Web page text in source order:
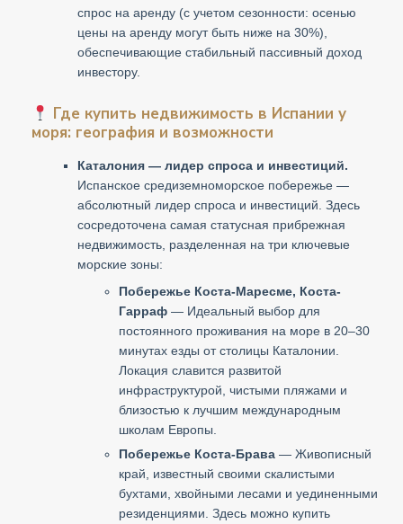
спрос на аренду (с учетом сезонности: осенью
цены на аренду могут быть ниже на 30%),
обеспечивающие стабильный пассивный доход
инвестору.
Где купить недвижимость в Испании у
моря: география и возможности
Каталония — лидер спроса и инвестиций.
Испанское средиземноморское побережье —
абсолютный лидер спроса и инвестиций. Здесь
сосредоточена самая статусная прибрежная
недвижимость, разделенная на три ключевые
морские зоны:
Побережье Коста-Маресме, Коста-
Гарраф — Идеальный выбор для
постоянного проживания на море в 20–30
минутах езды от столицы Каталонии.
Локация славится развитой
инфраструктурой, чистыми пляжами и
близостью к лучшим международным
школам Европы.
Побережье Коста-Брава — Живописный
край, известный своими скалистыми
бухтами, хвойными лесами и уединенными
резиденциями. Здесь можно купить